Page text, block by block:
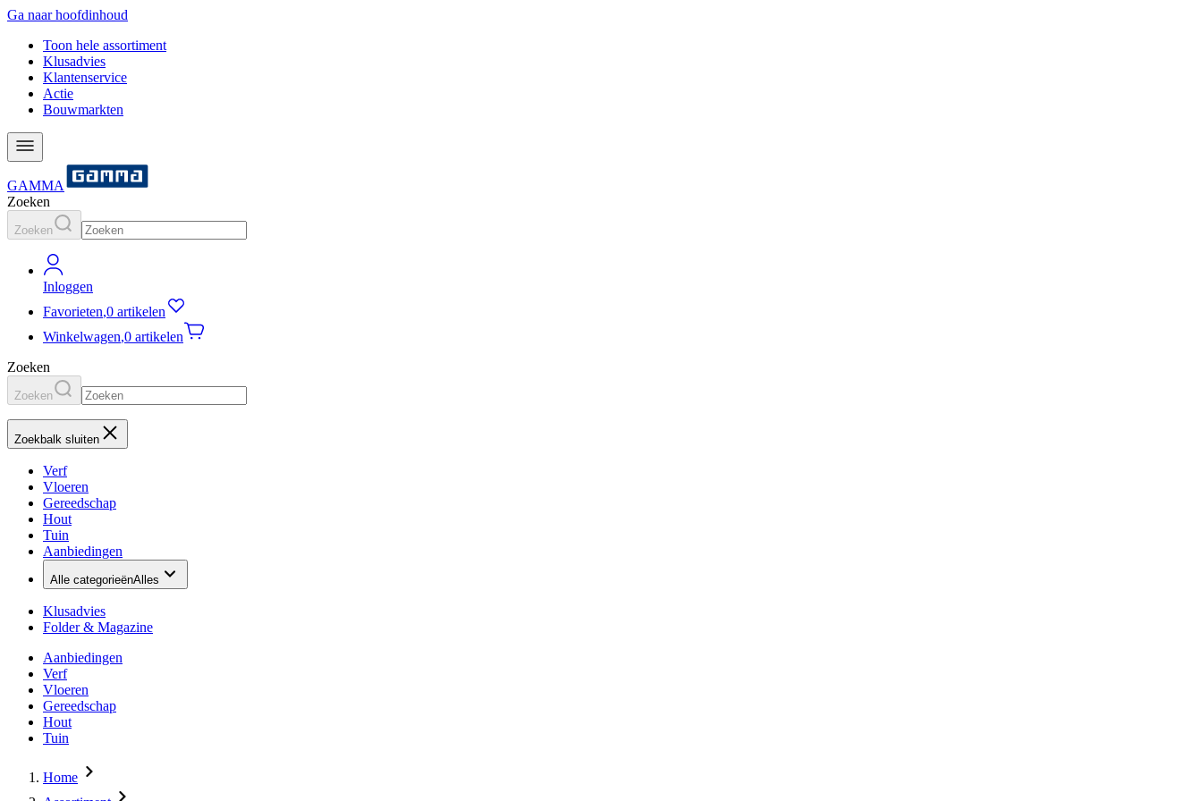
Ga naar hoofdinhoud
Toon hele assortiment
Klusadvies
Klantenservice
Actie
Bouwmarkten
GAMMA
Zoeken
Zoeken
Inloggen
Favorieten,0 artikelen
Winkelwagen,0 artikelen
Zoeken
Zoeken
Zoekbalk sluiten
Verf
Vloeren
Gereedschap
Hout
Tuin
Aanbiedingen
Alle categorieënAlles
Klusadvies
Folder & Magazine
Aanbiedingen
Verf
Vloeren
Gereedschap
Hout
Tuin
Home